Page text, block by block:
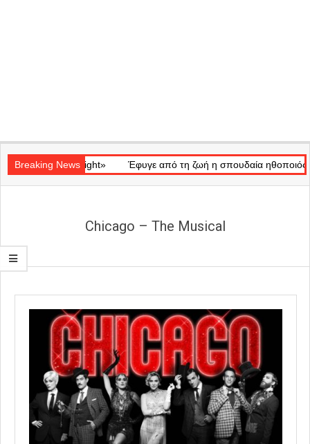
Navigation
Menu
Breaking News
«Ray of Light» Έφυγε από τη ζωή η σπουδαία ηθοποιός Μάρω
Chicago – The Musical